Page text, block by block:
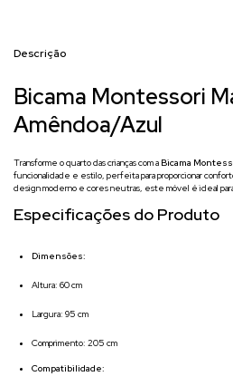
Descrição
Bicama Montessori
Amêndoa/Azul
Transforme o quarto das crianças com a Bicama
funcionalidade e estilo, perfeita para proporcionar
design moderno e cores neutras, este móvel é ideal
Especificações do Produto
Dimensões:
Altura: 60 cm
Largura: 95 cm
Comprimento: 205 cm
Compatibilidade: